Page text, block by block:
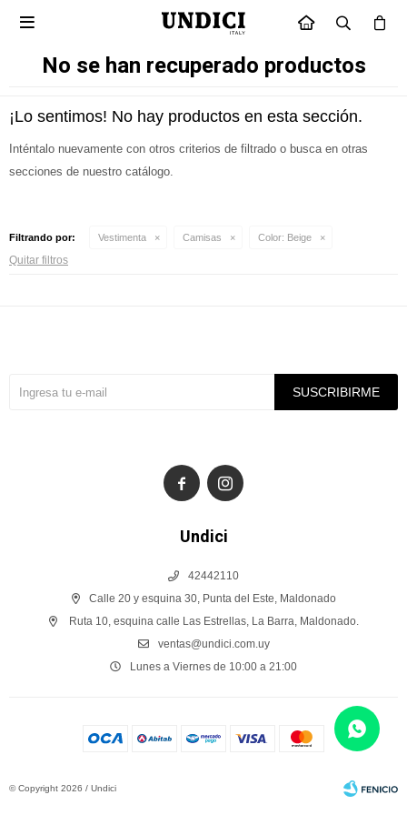
INICIO

No se han recuperado productos
¡Lo sentimos! No hay productos en esta sección.
Inténtalo nuevamente con otros criterios de filtrado o busca en otras
secciones de nuestro catálogo.
Filtrando por: Vestimenta Camisas Color: Beige
Quitar filtros
Undici
42442110
Calle 20 y esquina 30, Punta del Este, Maldonado
Ruta 10, esquina calle Las Estrellas, La Barra, Maldonado.
ventas@undici.com.uy
Lunes a Viernes de 10:00 a 21:00
SUSCRIBIRME
 
© Copyright 2026 / Undici